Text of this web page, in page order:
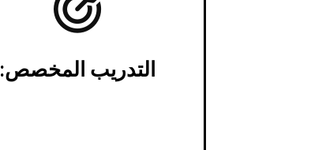
التدريب المخصص: